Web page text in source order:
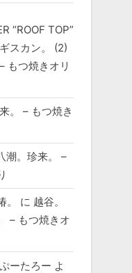
“ROOF TOP”
スカン。 (2)
もつ焼きオリ
。 – もつ焼き
潮。珍来。 –
に 越谷。
– もつ焼きオ
ぷーたろー よ